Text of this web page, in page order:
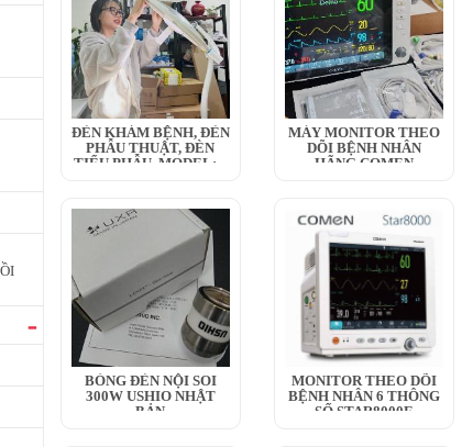
ĐÈN KHÁM BỆNH, ĐÈN
PHẪU THUẬT, ĐÈN
TIỂU PHẪU, MODEL:...
MÁY MONITOR THEO
DÕI BỆNH NHÂN
HÃNG COMEN
BÓNG ĐÈN NỘI SOI
300W USHIO NHẬT
BẢN
MONITOR THEO DÕI
BỆNH NHÂN 6 THÔNG
SỐ STAR8000E